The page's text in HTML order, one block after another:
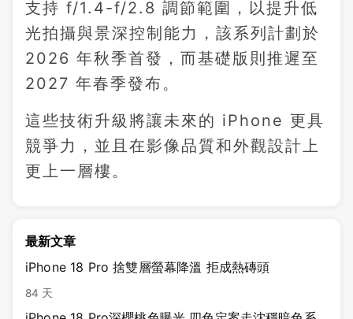
支持 f/1.4-f/2.8 調節範圍，以提升低
光拍攝與景深控制能力，該系列計劃於
2026 年秋季首發，而基礎版則推遲至
2027 年春季發布。
這些技術升級將讓未來的 iPhone 更具
競爭力，並且在影像品質和外觀設計上
更上一層樓。
最新文章
iPhone 18 Pro 捨雙層螢幕降溫 拒成熱磚頭
84 天